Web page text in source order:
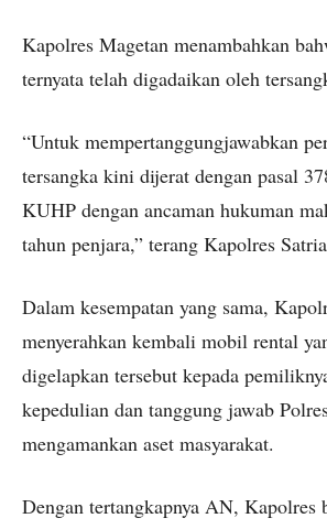
Kapolres Magetan menambahkan
ternyata telah digadaikan oleh
“Untuk mempertanggungjawabkan
tersangka kini dijerat dengan pasal
KUHP dengan ancaman hukuman
tahun penjara,” terang Kapolres
Dalam kesempatan yang sama,
menyerahkan kembali mobil rental
digelapkan tersebut kepada
kepedulian dan tanggung jawab
mengamankan aset masyarakat.
Dengan tertangkapnya AN, Kapolres